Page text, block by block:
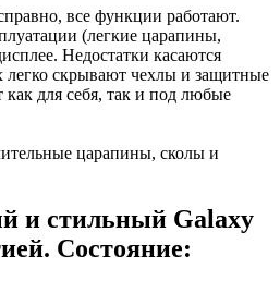
все функции работают.
(легкие царапины,
Недостатки касаются
легко скрывают чехлы и защитные
как для себя, так и под любые
царапины, сколы и
и стильный Galaxy
Состояние: